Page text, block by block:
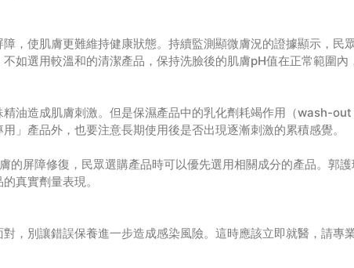
，使肌膚更難維持健康狀態。持續監測顯微膚況的證據顯示，民
如選用較溫和的清潔產品，保持洗臉後的肌膚pH值在正常範圍內
油造成肌膚刺激。但是保濕產品中的乳化劑耗竭作用（wash-
」產品外，也要注意長期使用後是否出現逐漸刺激的累積感覺。
屏障修復，民眾選購產品時可以優先選用相關成分的產品。郭護
真實劑量表現。
，別讓錯誤保養進一步造成感染風險。這時應該立即就醫，請專